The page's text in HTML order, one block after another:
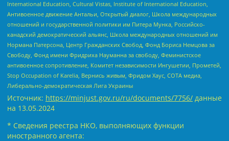
International Education, Cultural Vistas, Institute of International Education,
Антивоенное движение Антальи, Открытый диалог, Школа международных
отношений и государственной политики им Питера Мунка, Российско-
канадский демократический альянс, Школа международных отношений им
Нормана Патерсона, Центр Гражданских Свобод, Фонд Бориса Немцова за
Свободу, Фонд имени Фридриха Науманна за свободу, Феминистское
антивоенное сопротивление, Комитет независимости Ингушетии, Прометей,
Stop Occupation of Karelia, Вернись живым, Фридом Хаус, СОТА медиа,
Либерально-демократическая Лига Украины
Источник: https://minjust.gov.ru/ru/documents/7756/ данные
на 13.05.2024
* Сведения реестра НКО, выполняющих функции
иностранного агента: